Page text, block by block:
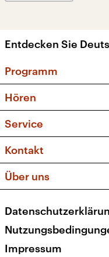
Entdecken Sie
Programm
Sendungen
Musikliste
Kakadu – Das
Hören
Frequenzen
Service
FAQ
Apps
Newsletter
Kontakt
Social Media
Über uns
Presse
Karriere
Transparenz
Impressum